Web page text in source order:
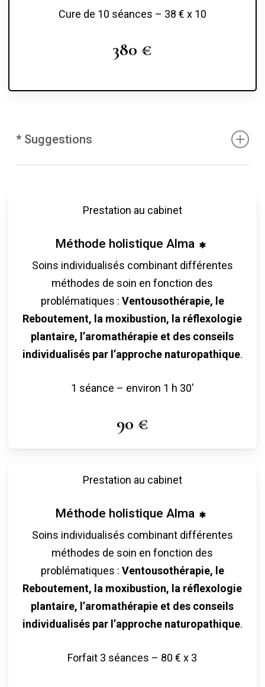
Cure de 10 séances – 38 € x 10
380 €
*Suggestions
par semaine sur 15 jours puis 1 séance par
En phase d’entretien
, 2 à 4 cures annuelles
peuvent être suffisantes.
Il est préférable d’agir à
la fin de l’hiver ou au début du printemps et à la fin
de l’été ou au début de l’automne.
Prestation au cabinet
Méthode holistique Alma
Soins individualisés combinant différentes
méthodes de soin en fonction des
problématiques : Ventousothérapie, le
Reboutement, la moxibustion, la réflexologie
plantaire, l’aromathérapie et des conseils
individualisés par l’approche naturopathique.
1 séance – environ 1 h 30′
90 €
Prestation au cabinet
Méthode holistique Alma
Soins individualisés combinant différentes
méthodes de soin en fonction des
problématiques : Ventousothérapie, le
Reboutement, la moxibustion, la réflexologie
plantaire, l’aromathérapie et des conseils
individualisés par l’approche naturopathique.
Forfait 3 séances – 80 € x 3